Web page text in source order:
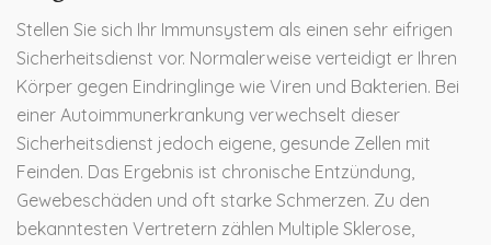
Stellen Sie sich Ihr Immunsystem als einen sehr eifrigen
Sicherheitsdienst vor. Normalerweise verteidigt er Ihren
Körper gegen Eindringlinge wie Viren und Bakterien. Bei
einer Autoimmunerkrankung verwechselt dieser
Sicherheitsdienst jedoch eigene, gesunde Zellen mit
Feinden. Das Ergebnis ist chronische Entzündung,
Gewebeschäden und oft starke Schmerzen. Zu den
bekanntesten Vertretern zählen Multiple Sklerose,